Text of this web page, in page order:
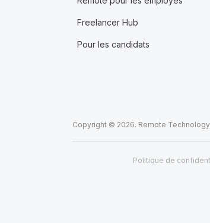
Freelancer Hub
Pour les candidats
Copyright © 2026. Remote
Politique de